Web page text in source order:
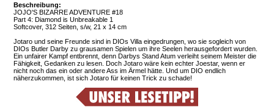
Beschreibung:
JOJO'S BIZARRE ADVENTURE #18
Part 4: Diamond is Unbreakable 1
Softcover, 312 Seiten, s/w, 21 x 14 cm
Jotaro und seine Freunde sind in DIOs Villa eingedrungen, wo sie sogleich von
DIOs Butler Darby zu grausamen Spielen um ihre Seelen herausgefordert wurden.
Ein unfairer Kampf entbrennt, denn Darbys Stand Atum verleiht seinem Meister die
Fähigkeit, Gedanken zu lesen. Doch Jotaro wäre kein echter Joestar, wenn er
nicht noch das ein oder andere Ass im Ärmel hätte. Und um DIO endlich
näherzukommen, ist sich Jotaro für keinen Trick zu schade!